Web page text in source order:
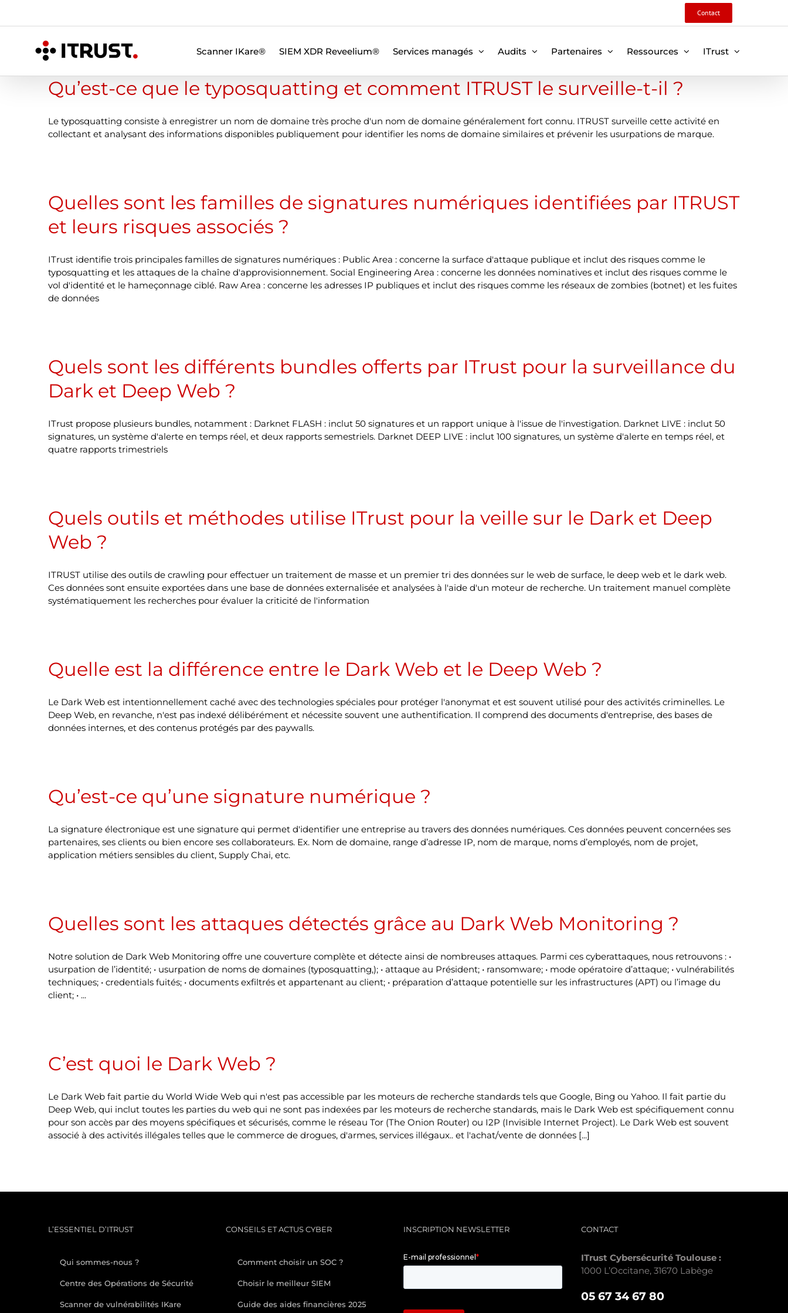
Contact
Scanner IKare® SIEM XDR Reveelium® Services managés Audits Partenaires Ressources ITrust
Qu’est-ce que le typosquatting et comment ITRUST le surveille-t-il ?
Le typosquatting consiste à enregistrer un nom de domaine très proche d'un nom de domaine généralement fort connu. ITRUST surveille cette activité en
collectant et analysant des informations disponibles publiquement pour identifier les noms de domaine similaires et prévenir les usurpations de marque.
Quelles sont les familles de signatures numériques identifiées par ITRUST
et leurs risques associés ?
ITrust identifie trois principales familles de signatures numériques : Public Area : concerne la surface d'attaque publique et inclut des risques comme le
typosquatting et les attaques de la chaîne d'approvisionnement. Social Engineering Area : concerne les données nominatives et inclut des risques comme le
vol d'identité et le hameçonnage ciblé. Raw Area : concerne les adresses IP publiques et inclut des risques comme les réseaux de zombies (botnet) et les fuites
de données
Quels sont les différents bundles offerts par ITrust pour la surveillance du
Dark et Deep Web ?
ITrust propose plusieurs bundles, notamment : Darknet FLASH : inclut 50 signatures et un rapport unique à l'issue de l'investigation. Darknet LIVE : inclut 50
signatures, un système d'alerte en temps réel, et deux rapports semestriels. Darknet DEEP LIVE : inclut 100 signatures, un système d'alerte en temps réel, et
quatre rapports trimestriels
Quels outils et méthodes utilise ITrust pour la veille sur le Dark et Deep
Web ?
ITRUST utilise des outils de crawling pour effectuer un traitement de masse et un premier tri des données sur le web de surface, le deep web et le dark web.
Ces données sont ensuite exportées dans une base de données externalisée et analysées à l'aide d'un moteur de recherche. Un traitement manuel complète
systématiquement les recherches pour évaluer la criticité de l'information
Quelle est la différence entre le Dark Web et le Deep Web ?
Le Dark Web est intentionnellement caché avec des technologies spéciales pour protéger l'anonymat et est souvent utilisé pour des activités criminelles. Le
Deep Web, en revanche, n'est pas indexé délibérément et nécessite souvent une authentification. Il comprend des documents d'entreprise, des bases de
données internes, et des contenus protégés par des paywalls.
Qu’est-ce qu’une signature numérique ?
La signature électronique est une signature qui permet d'identifier une entreprise au travers des données numériques. Ces données peuvent concernées ses
partenaires, ses clients ou bien encore ses collaborateurs. Ex. Nom de domaine, range d’adresse IP, nom de marque, noms d’employés, nom de projet,
application métiers sensibles du client, Supply Chai, etc.
Quelles sont les attaques détectés grâce au Dark Web Monitoring ?
Notre solution de Dark Web Monitoring offre une couverture complète et détecte ainsi de nombreuses attaques. Parmi ces cyberattaques, nous retrouvons : •
usurpation de l’identité; • usurpation de noms de domaines (typosquatting,); • attaque au Président; • ransomware; • mode opératoire d’attaque; • vulnérabilités
techniques; • credentials fuités; • documents exfiltrés et appartenant au client; • préparation d’attaque potentielle sur les infrastructures (APT) ou l’image du
client; • ...
C’est quoi le Dark Web ?
Le Dark Web fait partie du World Wide Web qui n'est pas accessible par les moteurs de recherche standards tels que Google, Bing ou Yahoo. Il fait partie du
Deep Web, qui inclut toutes les parties du web qui ne sont pas indexées par les moteurs de recherche standards, mais le Dark Web est spécifiquement connu
pour son accès par des moyens spécifiques et sécurisés, comme le réseau Tor (The Onion Router) ou I2P (Invisible Internet Project). Le Dark Web est souvent
associé à des activités illégales telles que le commerce de drogues, d'armes, services illégaux.. et l'achat/vente de données [...]
L’ESSENTIEL D’ITRUST
Qui sommes-nous ?
Centre des Opérations de Sécurité
Scanner de vulnérabilités IKare
CONSEILS ET ACTUS CYBER
Comment choisir un SOC ?
Choisir le meilleur SIEM
Guide des aides financières 2025
INSCRIPTION NEWSLETTER CONTACT
ITrust Cybersécurité Toulouse :
1000 L’Occitane, 31670 Labège
05 67 34 67 80